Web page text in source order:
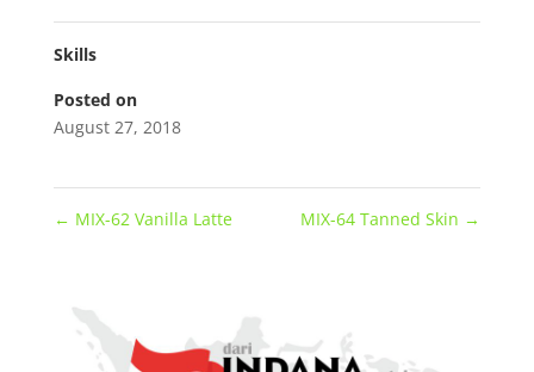
Skills
Posted on
August 27, 2018
← MIX-62 Vanilla Latte MIX-64 Tanned Skin →